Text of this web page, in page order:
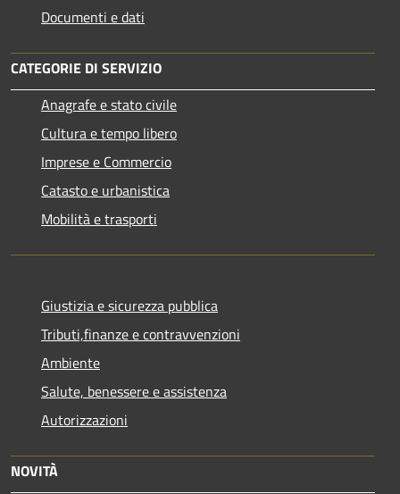
Documenti e dati
CATEGORIE DI SERVIZIO
Anagrafe e stato civile
Cultura e tempo libero
Imprese e Commercio
Catasto e urbanistica
Mobilità e trasporti
Giustizia e sicurezza pubblica
Tributi,finanze e contravvenzioni
Ambiente
Salute, benessere e assistenza
Autorizzazioni
NOVITÀ